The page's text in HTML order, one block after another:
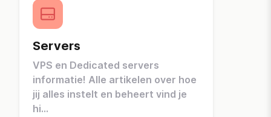
Servers
VPS en Dedicated servers
informatie! Alle artikelen over hoe
jij alles instelt en beheert vind je
hi...